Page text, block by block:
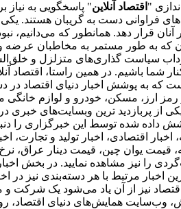
" اقتصاد آنلاین" پاسخگویی به
فراوانی دست به گریبان هستند.
آنان قرار دهد. همانطور که می‌دانیم،
که به طور مستمر به مخاطبان عرضه و
سیاست گذاری‌های متزلزل و
شما باشیم. در همین راستا،
که به پوشش اخبار دنیای اقتصاد در
رمز ارز، مسکن، خودرو و لوازم
داده شده توسط این خبرگزاری را
اخبار اقتصادی، اخبار تولید و
قیمت یوان چین، قیمت دینار عراق،
را نیز مشاهده نمایید. در بخش
اخبار مرتبط با هر دسته‌بندی نیز در
نیز از آن یاد می‌شود یک شرکت و
همایش‌های دنیای اقتصاد،